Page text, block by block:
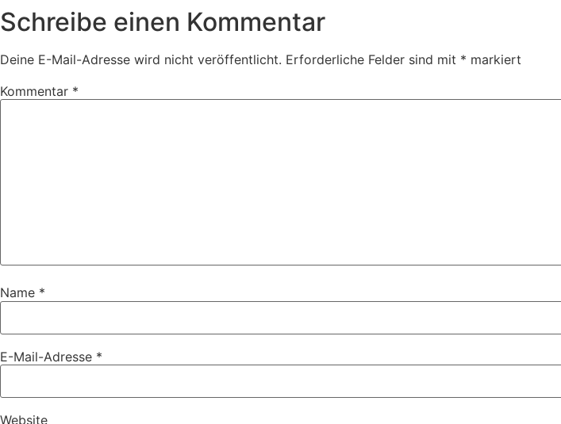
Schreibe einen Kommentar
Deine E-Mail-Adresse wird nicht veröffentlicht. Erforderliche Felder sind mit * markiert
Kommentar *
Name *
E-Mail-Adresse *
Website